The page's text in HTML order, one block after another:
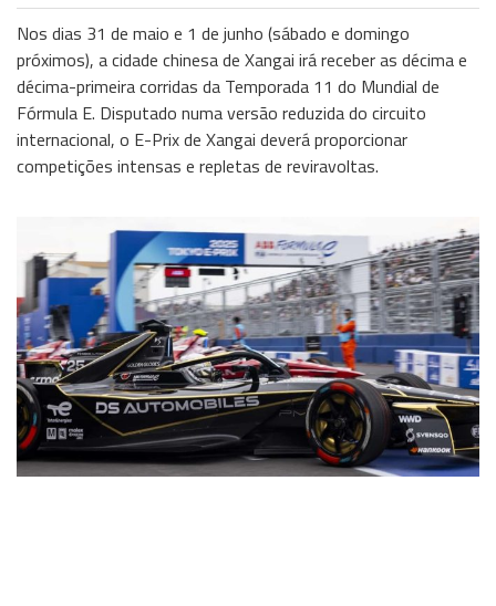
High Tech
Hosting/Cloud
I&D
Opinião
Storage
Informação
Nos dias 31 de maio e 1 de junho (sábado e domingo
próximos), a cidade chinesa de Xangai irá receber as décima e
décima-primeira corridas da Temporada 11 do Mundial de
Fórmula E. Disputado numa versão reduzida do circuito
internacional, o E-Prix de Xangai deverá proporcionar
competições intensas e repletas de reviravoltas.